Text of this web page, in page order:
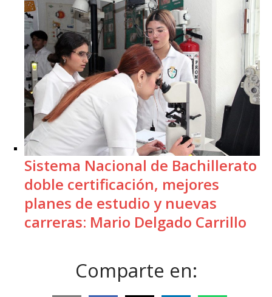
Sistema Nacional de Bachillerato
doble certificación, mejores
planes de estudio y nuevas
carreras: Mario Delgado Carrillo
Comparte en: